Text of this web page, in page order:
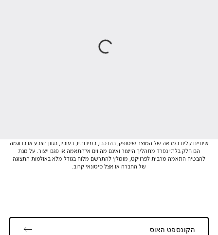
שינויים קלים במראה של המוצר שיסופק, בהרכבו, במידותיו, בעוביו, בגוון הצבע או בדוגמה
הם חלק בלתי נפרד מתהליך הייצור ואינם מהווים אי־התאמה או פגם ייצור. על מנת
להבטיח התאמה מרבית לפרויקט, מומלץ להתרשם מלוח בגודל מלא באולמות התצוגה
של החברה או אצל סיטונאי קרוב.
הקונספט האוס